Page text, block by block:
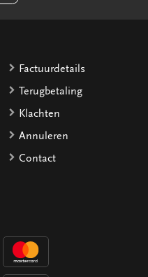
Factuurdetails
Terugbetaling
Klachten
Annuleren
Contact